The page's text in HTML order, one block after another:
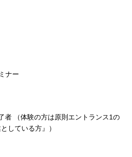
ナー
者 （体験の方は原則エントランス1の
している方』）